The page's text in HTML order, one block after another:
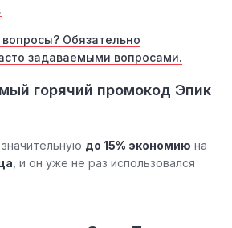
Обязательно
задаваемыми вопросами.
горячий промокод Эпик
до 15% экономию на
, и он уже не раз использовался